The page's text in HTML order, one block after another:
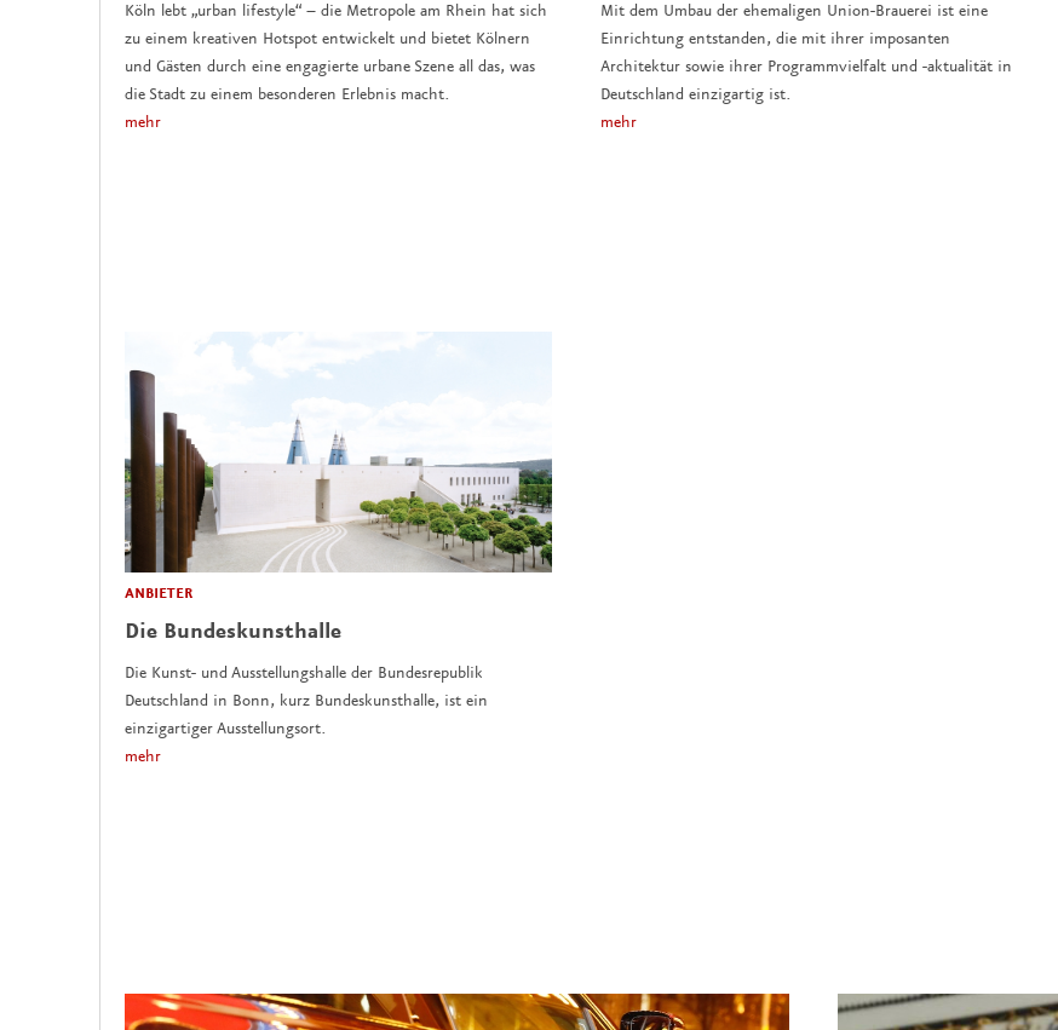
Köln lebt „urban lifestyle“ – die Metropole am Rhein hat sich
zu einem kreativen Hotspot entwickelt und bietet Kölnern
und Gästen durch eine engagierte urbane Szene all das, was
die Stadt zu einem besonderen Erlebnis macht.
mehr
Mit dem Umbau der ehemaligen Union-Brauerei ist eine
Einrichtung entstanden, die mit ihrer imposanten
Architektur sowie ihrer Programmvielfalt und -aktualität in
Deutschland einzigartig ist.
mehr
ANBIETER
Die Bundeskunsthalle
Die Kunst- und Ausstellungshalle der Bundesrepublik
Deutschland in Bonn, kurz Bundeskunsthalle, ist ein
einzigartiger Ausstellungsort.
mehr